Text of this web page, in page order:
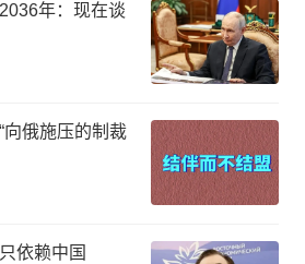
年：现在谈
向俄施压的制裁
依赖中国